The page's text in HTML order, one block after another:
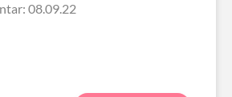
08.09.22